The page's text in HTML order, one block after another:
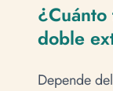
doble
Depende